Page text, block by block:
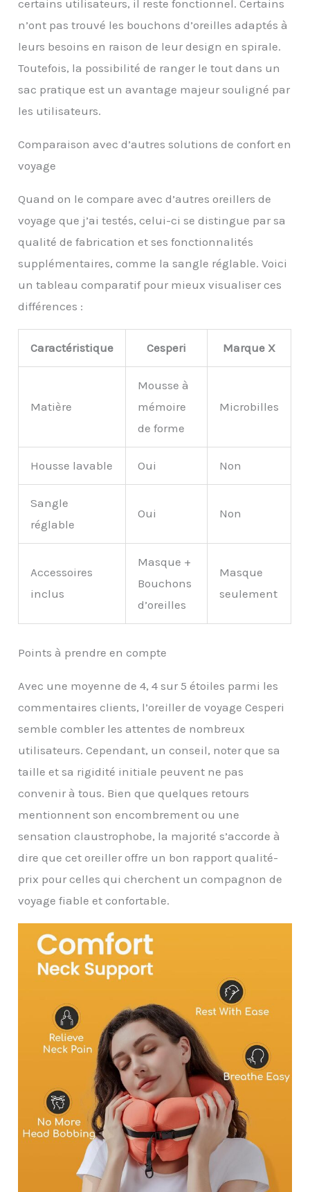
lumière et des bouchons
d'oreilles à triple couche
s'adaptent parfaitement
à vos oreilles, réduisant
Cesperi : que vous soyez
vos proches, que vous
vous sentiez chéris et
moments de chaleur et
de connexion.
certains utilisateurs, il reste fonctionnel. Certains
n’ont pas trouvé les bouchons d’oreilles adaptés à
leurs besoins en raison de leur design en spirale.
Toutefois, la possibilité de ranger le tout dans un
sac pratique est un avantage majeur souligné par
les utilisateurs.
Comparaison avec d’autres solutions de confort en
voyage
Quand on le compare avec d’autres oreillers de
voyage que j’ai testés, celui-ci se distingue par sa
qualité de fabrication et ses fonctionnalités
supplémentaires, comme la sangle réglable. Voici
un tableau comparatif pour mieux visualiser ces
différences :
Caractéristique Cesperi Marque X
Matière
Mousse à
mémoire
de forme
Microbilles
Housse lavable Oui Non
Sangle
réglable
Oui Non
Accessoires
inclus
Masque +
Bouchons
d’oreilles
Masque
seulement
Points à prendre en compte
Avec une moyenne de 4, 4 sur 5 étoiles parmi les
commentaires clients, l’oreiller de voyage Cesperi
semble combler les attentes de nombreux
utilisateurs. Cependant, un conseil, noter que sa
taille et sa rigidité initiale peuvent ne pas
convenir à tous. Bien que quelques retours
mentionnent son encombrement ou une
sensation claustrophobe, la majorité s’accorde à
dire que cet oreiller offre un bon rapport qualité-
prix pour celles qui cherchent un compagnon de
voyage fiable et confortable.